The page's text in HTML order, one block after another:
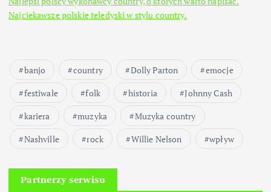
Najciekawsze polskie teledyski w stylu country.
banjo country Dolly Parton
emocje
festiwale
folk historia
Johnny Cash
kariera
muzyka
Muzyka country
Nashville
rock Willie Nelson wpływ
Partnerzy serwisu